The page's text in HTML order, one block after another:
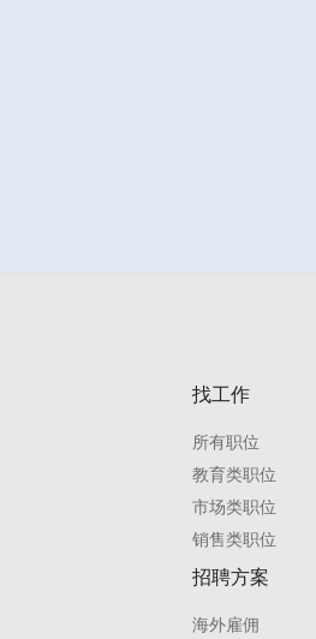
找工作
所有职位
教育类职位
市场类职位
销售类职位
招聘方案
海外雇佣